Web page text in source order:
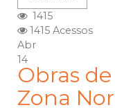
1415
1415 Acessos
Abr
14
Obras
Zona